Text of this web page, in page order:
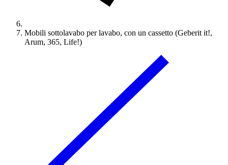
Mobili sottolavabo per lavabo, con un cassetto (Geberit it!,
Arum, 365, Life!)